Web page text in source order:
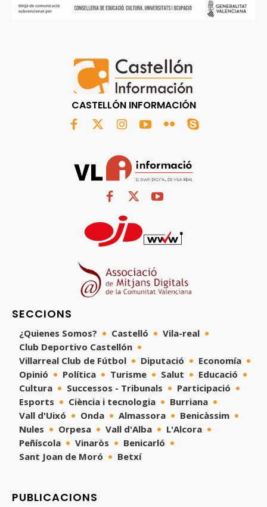
CASTELLÓN INFORMACIÓN
SECCIONS
¿Quienes Somos? Castelló
Vila-real
Club Deportivo Castellón
Villarreal Club de Fútbol
Diputació
Economía
Opinió
Política Turisme Salut
Educació
Cultura
Successos - Tribunals
Participació
Esports
Ciència i tecnologia
Burriana
Vall d'Uixó
Onda Almassora
Benicàssim
Nules
Orpesa Vall d'Alba
L'Alcora
Peñíscola
Vinaròs
Benicarló
Sant Joan de Moró
Betxí
PUBLICACIONS